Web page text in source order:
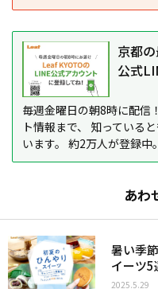
京都
公式
毎週金曜日の朝8時に配信
ト情報まで、 知っている
います。 約2万人が登録中。
あわ
暑い季
イーツ5
2025.5.29